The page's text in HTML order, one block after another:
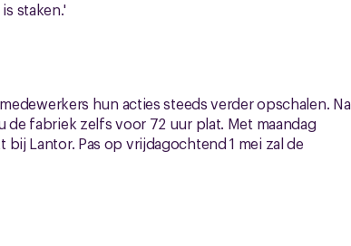
staken.'
hun acties steeds verder opschalen. Na
de fabriek zelfs voor 72 uur plat. Met maandag
Lantor. Pas op vrijdagochtend 1 mei zal de